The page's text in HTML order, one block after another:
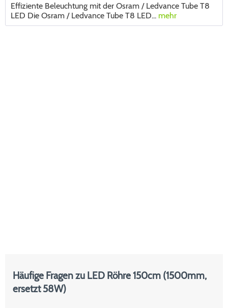
Effiziente Beleuchtung mit der Osram / Ledvance Tube T8
LED Die Osram / Ledvance Tube T8 LED... mehr
Häufige Fragen zu LED Röhre 150cm (1500mm,
ersetzt 58W)